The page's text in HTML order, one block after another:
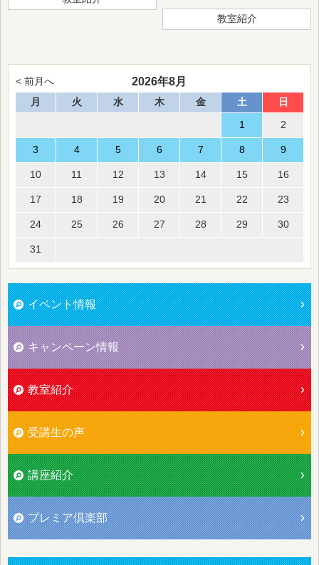
教室紹介
< 前月へ 2026年8月
月 火 水 木 金 土 日
1 2
3 4 5 6 7 8 9
10 11 12 13 14 15 16
17 18 19 20 21 22 23
24 25 26 27 28 29 30
31
イベント情報
キャンペーン情報
教室紹介
受講生の声
講座紹介
プレミア倶楽部